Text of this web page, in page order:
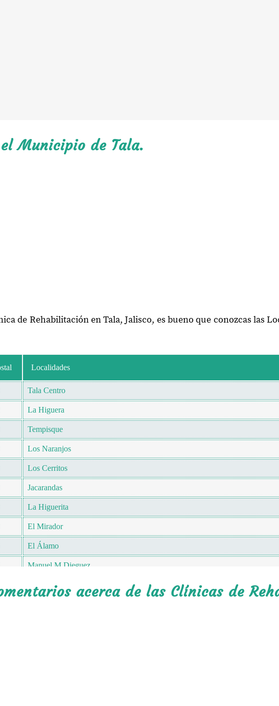
Municipio de Tala.
de Rehabilitación en Tala, Jalisco, es bueno que conozcas las
Localidades
Tala Centro
La Higuera
Tempisque
Los Naranjos
Los Cerritos
Jacarandas
La Higuerita
El Mirador
El Álamo
Manuel M Dieguez
Camino Real
acerca de las Clínicas de